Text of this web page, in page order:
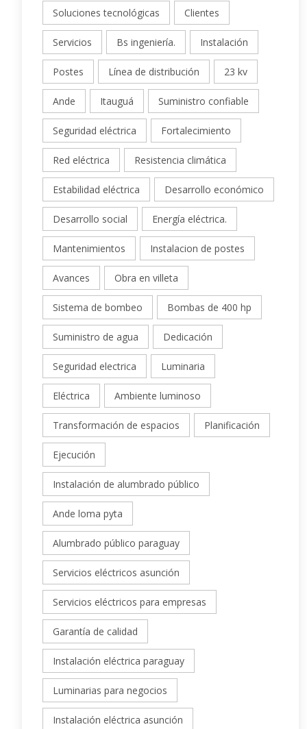
Soluciones tecnológicas Clientes
Servicios Bs ingeniería. Instalación
Postes Línea de distribución 23 kv
Ande Itauguá Suministro confiable
Seguridad eléctrica Fortalecimiento
Red eléctrica Resistencia climática
Estabilidad eléctrica Desarrollo económico
Desarrollo social Energía eléctrica.
Mantenimientos Instalacion de postes
Avances Obra en villeta
Sistema de bombeo Bombas de 400 hp
Suministro de agua Dedicación
Seguridad electrica Luminaria
Eléctrica Ambiente luminoso
Transformación de espacios Planificación
Ejecución
Instalación de alumbrado público
Ande loma pyta
Alumbrado público paraguay
Servicios eléctricos asunción
Servicios eléctricos para empresas
Garantía de calidad
Instalación eléctrica paraguay
Luminarias para negocios
Instalación eléctrica asunción